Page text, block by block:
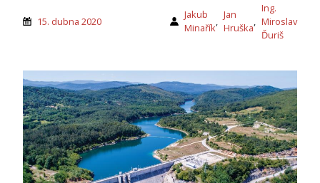
15. dubna 2020
Jakub
Minařík
,
Jan
Hruška
,
Ing.
Miroslav
Ďuriš